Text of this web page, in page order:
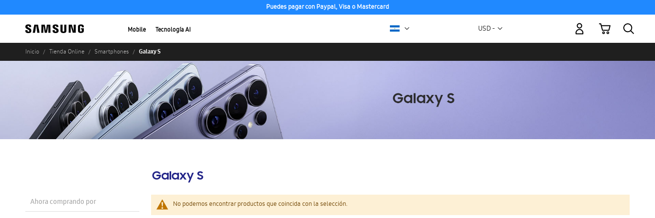
Puedes pagar con Paypal, Visa o Mastercard
Mobile Tecnología AI Moneda
USD -
Mi carrito
Inicio Tienda Online Smartphones Galaxy S
Galaxy S
No podemos encontrar productos que coincida con la selección.
Ahora comprando por